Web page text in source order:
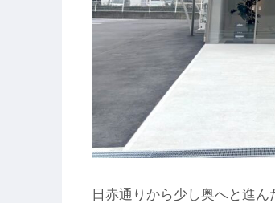
日赤通りから少し奥へと進